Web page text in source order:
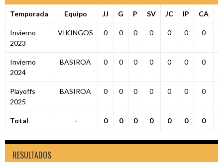
Temporada Equipo JJ G P SV JC IP CA
Invierno
2023
VIKINGOS 0 0 0 0 0 0 0
Invierno
2024
BASIROA 0 0 0 0 0 0 0
Playoffs
2025
BASIROA 0 0 0 0 0 0 0
Total - 0 0 0 0 0 0 0
RESULTADOS